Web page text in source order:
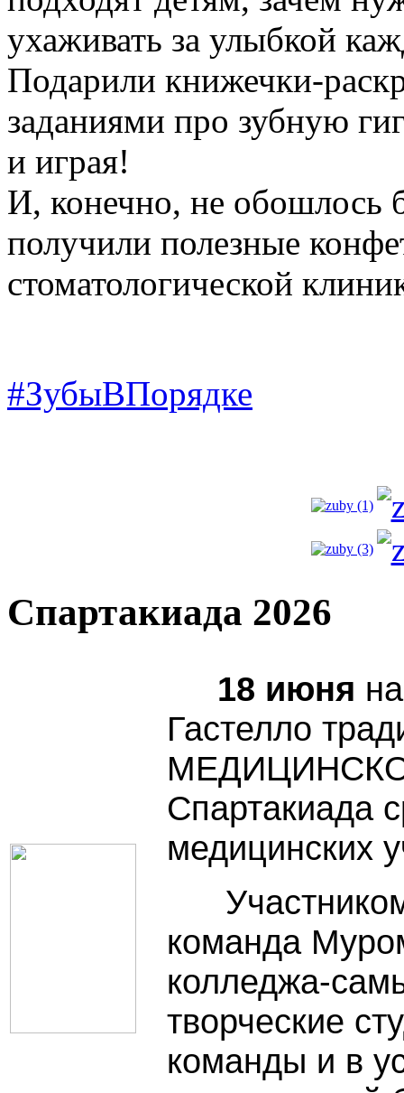
ухаживать за улыбкой
Подарили
заданиями про зубную
и играя!
И, конечно, не обошлось
получили полезные
стоматологической
#ЗубыВПорядке
Спартакиада 2026
18 июня
Гастелло
Спартакиада
медицинских
команда
колледжа-
творческие
команды и в